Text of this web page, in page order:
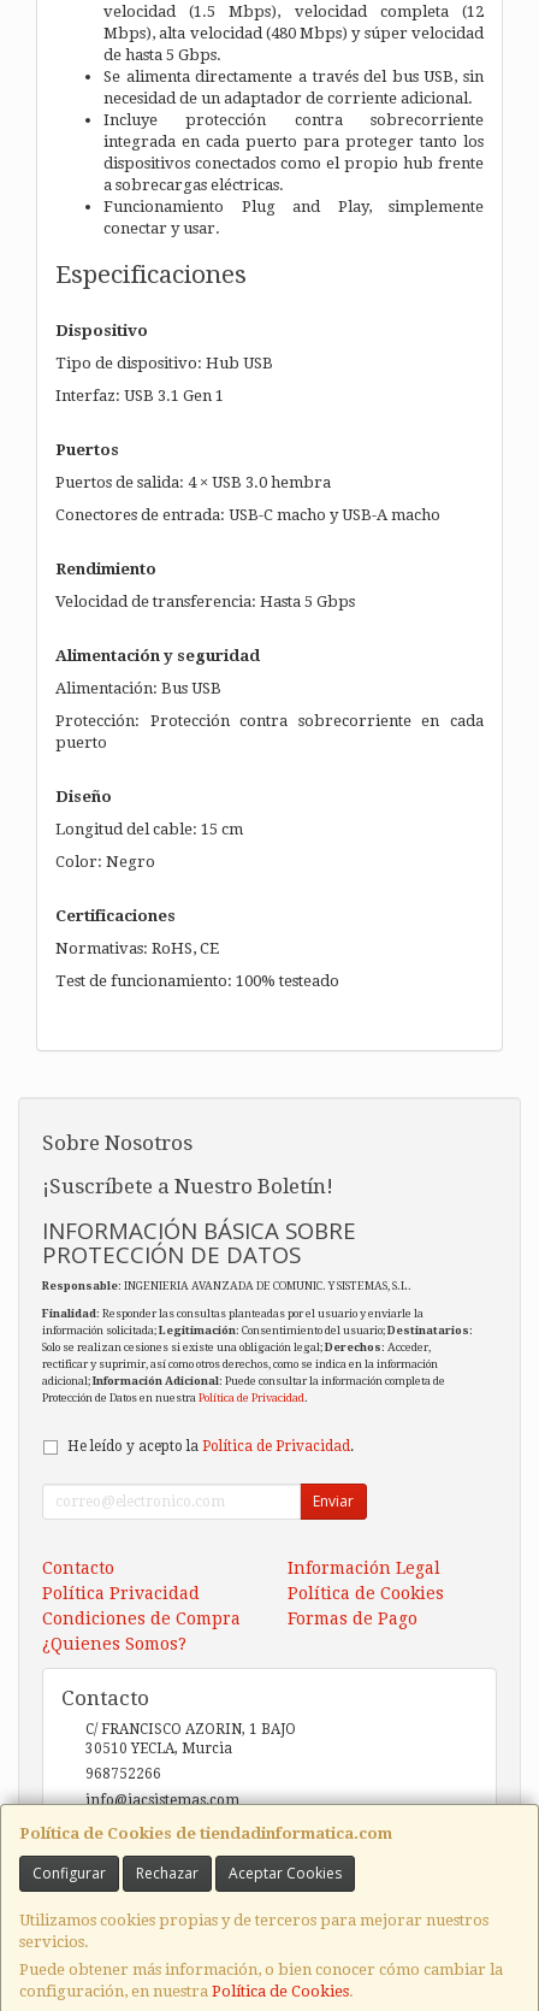
velocidad (1.5 Mbps), velocidad completa (12
Mbps), alta velocidad (480 Mbps) y súper velocidad
de hasta 5 Gbps.
Se alimenta directamente a través del bus USB, sin
necesidad de un adaptador de corriente adicional.
Incluye protección contra sobrecorriente
integrada en cada puerto para proteger tanto los
dispositivos conectados como el propio hub frente
a sobrecargas eléctricas.
Funcionamiento Plug and Play, simplemente
conectar y usar.
Especificaciones
Dispositivo
Tipo de dispositivo: Hub USB
Interfaz: USB 3.1 Gen 1
Puertos
Puertos de salida: 4 × USB 3.0 hembra
Conectores de entrada: USB-C macho y USB-A macho
Rendimiento
Velocidad de transferencia: Hasta 5 Gbps
Alimentación y seguridad
Alimentación: Bus USB
Protección: Protección contra sobrecorriente en cada
puerto
Diseño
Longitud del cable: 15 cm
Color: Negro
Certificaciones
Normativas: RoHS, CE
Test de funcionamiento: 100% testeado
Política de Cookies de tiendadinformatica.com
Configurar Rechazar Aceptar Cookies
Utilizamos cookies propias y de terceros para mejorar nuestros
servicios.
Puede obtener más información, o bien conocer cómo cambiar la
configuración, en nuestra Política de Cookies.
Sobre Nosotros
¡Suscríbete a Nuestro Boletín!
INFORMACIÓN BÁSICA SOBRE
PROTECCIÓN DE DATOS
Responsable: INGENIERIA AVANZADA DE COMUNIC. Y SISTEMAS, S.L.
Finalidad: Responder las consultas planteadas por el usuario y enviarle la
información solicitada;Legitimación: Consentimiento del usuario;Destinatarios:
Solo se realizan cesiones si existe una obligación legal;Derechos: Acceder,
rectificar y suprimir, así como otros derechos, como se indica en la información
adicional;Información Adicional: Puede consultar la información completa de
Protección de Datos en nuestra Política de Privacidad.
He leído y acepto la Política de Privacidad .
Enviar
Contacto
Información Legal
Política Privacidad
Política de Cookies
Condiciones de Compra
Formas de Pago
¿Quienes Somos?
Contacto
C/ FRANCISCO AZORIN, 1 BAJO
30510 YECLA, Murcia
968752266
info@iacsistemas.com
Horario
, , , , España. - C.I.F.: B73123127 - Tfno: